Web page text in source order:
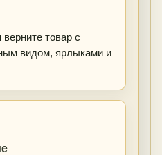
товар с
видом, ярлыками и